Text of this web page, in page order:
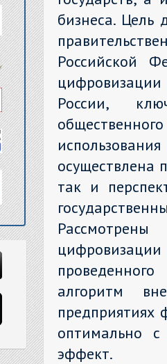
бизнеса. Цель
Российской
России,
осуществлена
так и
алгоритм
предприятиях
оптимально
эффект.